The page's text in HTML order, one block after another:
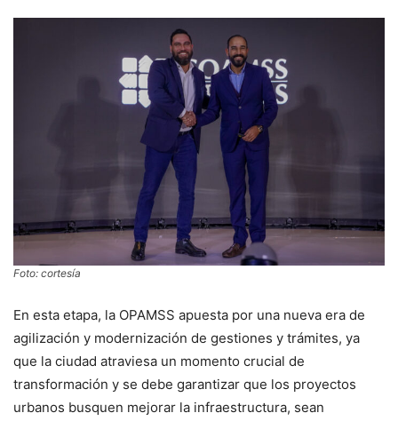
Foto: cortesía
En esta etapa, la OPAMSS apuesta por una nueva era de
agilización y modernización de gestiones y trámites, ya
que la ciudad atraviesa un momento crucial de
transformación y se debe garantizar que los proyectos
urbanos busquen mejorar la infraestructura, sean